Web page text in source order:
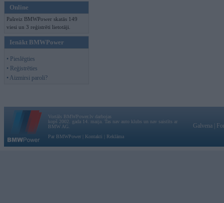
Online
Pašreiz BMWPower skatās 149
viesi un 3 reģistrēti lietotāji.
Ienākt BMWPower
• Pieslēgties
• Reģistrēties
• Aizmirsi paroli?
Vortāls BMWPower.lv darbojas
kopš 2002. gada 14. maija. Tas nav auto klubs un nav saistīts ar
BMW AG.
Par BMWPower
Kontakti Reklāma
Galvena